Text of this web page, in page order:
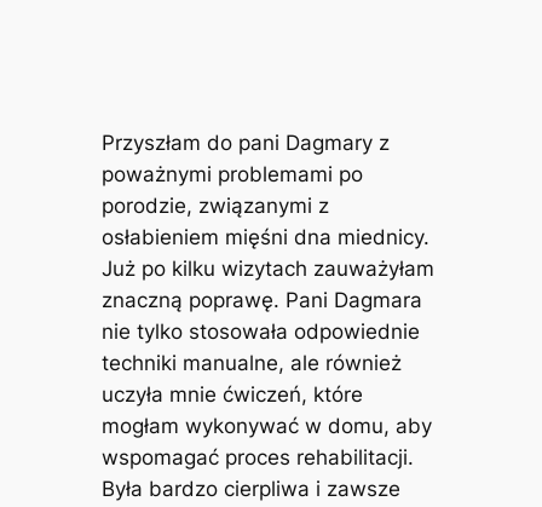
Przyszłam do pani Dagmary z
poważnymi problemami po
porodzie, związanymi z
osłabieniem mięśni dna miednicy.
Już po kilku wizytach zauważyłam
znaczną poprawę. Pani Dagmara
nie tylko stosowała odpowiednie
techniki manualne, ale również
uczyła mnie ćwiczeń, które
mogłam wykonywać w domu, aby
wspomagać proces rehabilitacji.
Była bardzo cierpliwa i zawsze